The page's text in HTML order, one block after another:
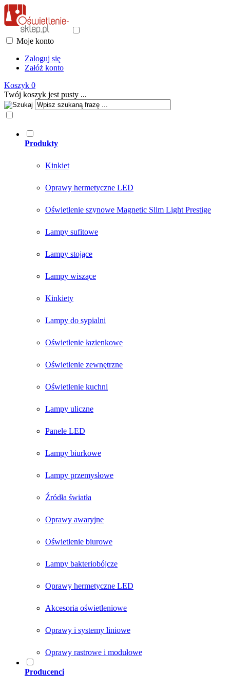
Moje konto
Zaloguj się
Załóż konto
Koszyk 0
Twój koszyk jest pusty ...
Produkty
Kinkiet
Oprawy hermetyczne LED
Oświetlenie szynowe Magnetic Slim Light Prestige
Lampy sufitowe
Lampy stojące
Lampy wiszące
Kinkiety
Lampy do sypialni
Oświetlenie łazienkowe
Oświetlenie zewnętrzne
Oświetlenie kuchni
Lampy uliczne
Panele LED
Lampy biurkowe
Lampy przemysłowe
Źródła światła
Oprawy awaryjne
Oświetlenie biurowe
Lampy bakteriobójcze
Oprawy hermetyczne LED
Akcesoria oświetleniowe
Oprawy i systemy liniowe
Oprawy rastrowe i modułowe
Producenci